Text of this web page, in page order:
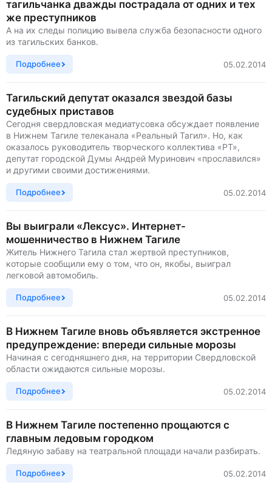
тагильчанка дважды пострадала от одних и тех
же преступников
А на их следы полицию вывела служба безопасности одного
из тагильских банков.
Подробнее 05.02.2014
Тагильский депутат оказался звездой базы
судебных приставов
Сегодня свердловская медиатусовка обсуждает появление
в Нижнем Тагиле телеканала «Реальный Тагил». Но, как
оказалось руководитель творческого коллектива «РТ»,
депутат городской Думы Андрей Муринович «прославился»
и другими своими достижениями.
Подробнее 05.02.2014
Вы выиграли «Лексус». Интернет-
мошенничество в Нижнем Тагиле
Житель Нижнего Тагила стал жертвой преступников,
которые сообщили ему о том, что он, якобы, выиграл
легковой автомобиль.
Подробнее 05.02.2014
В Нижнем Тагиле вновь объявляется экстренное
предупреждение: впереди сильные морозы
Начиная с сегодняшнего дня, на территории Свердловской
области ожидаются сильные морозы.
Подробнее 05.02.2014
В Нижнем Тагиле постепенно прощаются с
главным ледовым городком
Ледяную забаву на театральной площади начали разбирать.
Подробнее 05.02.2014